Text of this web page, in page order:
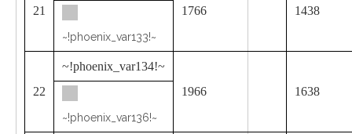
21
1766
1438
~!phoenix_var133!~
22
~!phoenix_var134!~
1966
1638
~!phoenix_var136!~